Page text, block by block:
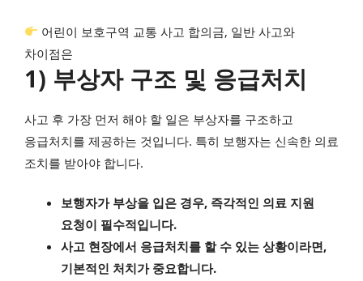
어린이 보호구역 교통 사고 합의금, 일반 사고와
차이점은
1) 부상자 구조 및 응급처치
사고 후 가장 먼저 해야 할 일은 부상자를 구조하고
응급처치를 제공하는 것입니다. 특히 보행자는 신속한 의료
조치를 받아야 합니다.
보행자가 부상을 입은 경우, 즉각적인 의료 지원
요청이 필수적입니다.
사고 현장에서 응급처치를 할 수 있는 상황이라면,
기본적인 처치가 중요합니다.